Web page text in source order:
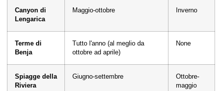
Canyon di
Lengarica
Maggio-ottobre Inverno
Terme di
Benja
Tutto l'anno (al meglio da
ottobre ad aprile)
None
Spiagge della
Riviera
Giugno-settembre
Ottobre-
maggio